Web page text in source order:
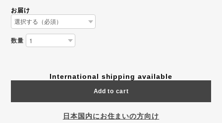
お届け
数量
International shipping available
Add to cart
日本国内にお住まいの方向け